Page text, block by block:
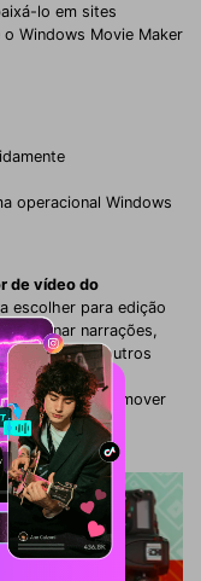
lo em sites
Windows Movie Maker
operacional Windows
de vídeo do
escolher para edição
adicionar narrações,
e muitos outros
de
online ou remover